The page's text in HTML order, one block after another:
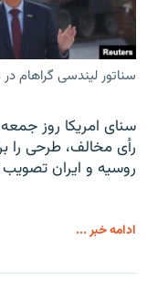
سناتور لیندسی گراهام
رأی مخالف، طرحی را
روسیه و ایران
ادامه خبر ...